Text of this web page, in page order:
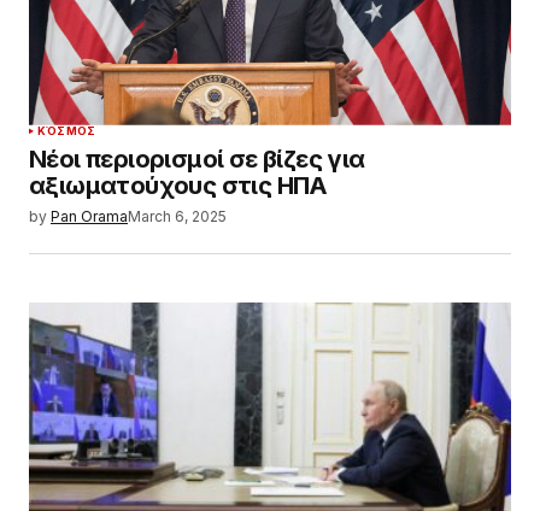
ΚΌΣΜΟΣ
Νέοι περιορισμοί σε βίζες για
αξιωματούχους στις ΗΠΑ
by Pan OramaMarch 6, 2025